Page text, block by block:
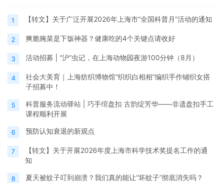
1 【转文】关于广泛开展2026年上海市“全国科普月”活动的通知
2 爽脆腌菜是下饭神器？健康吃的4个关键点请收好
3 活动招募 | “沪”虫记，在上海动物园夜游100分钟（8月）
4
社会大美育｜上海纺织博物馆“织织白相相”编织手作铺织女搭
子招募中！
5
科普服务流动驿站 | 巧手绾盘扣 古韵绽芳华——非遗盘扣手工
课程顺利开展
6 预防认知衰退的新观点
7
【转文】关于开展2026年度上海市科学技术奖提名工作的通
知
8 夏天被蚊子叮到崩溃？我们真的能让“坏蚊子”彻底消失吗？